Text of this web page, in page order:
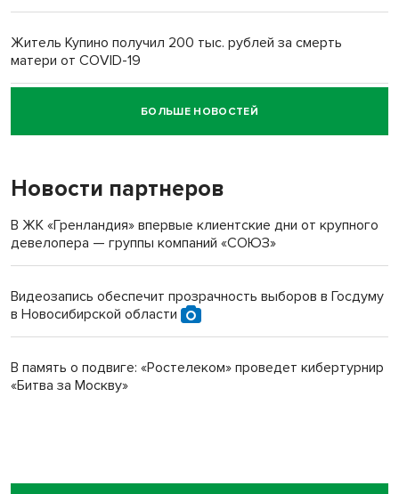
Житель Купино получил 200 тыс. рублей за смерть
матери от COVID-19
Новосибирский суд наказал водителя за смерть
пенсионерки на вокзале
БОЛЬШЕ НОВОСТЕЙ
Новости партнеров
В ЖК «Гренландия» впервые клиентские дни от крупного
девелопера — группы компаний «СОЮЗ»
Видеозапись обеспечит прозрачность выборов в Госдуму
в Новосибирской области
В память о подвиге: «Ростелеком» проведет кибертурнир
«Битва за Москву»